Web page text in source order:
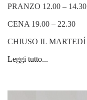
PRANZO 12.00 – 14.30
CENA 19.00 – 22.30
CHIUSO IL MARTEDÍ
Leggi tutto...